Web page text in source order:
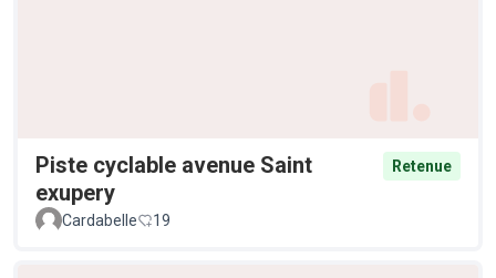
Piste cyclable avenue Saint
exupery
Retenue
Cardabelle 19